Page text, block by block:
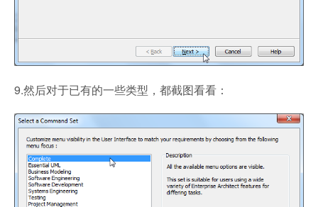
9.然后对于已有的一些类型，都截图看看：